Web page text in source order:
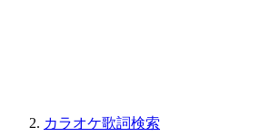
カラオケ歌詞検索